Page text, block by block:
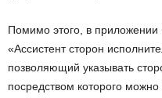
Помимо этого, в приложении
«Ассистент сторон
позволяющий указывать
посредством которого